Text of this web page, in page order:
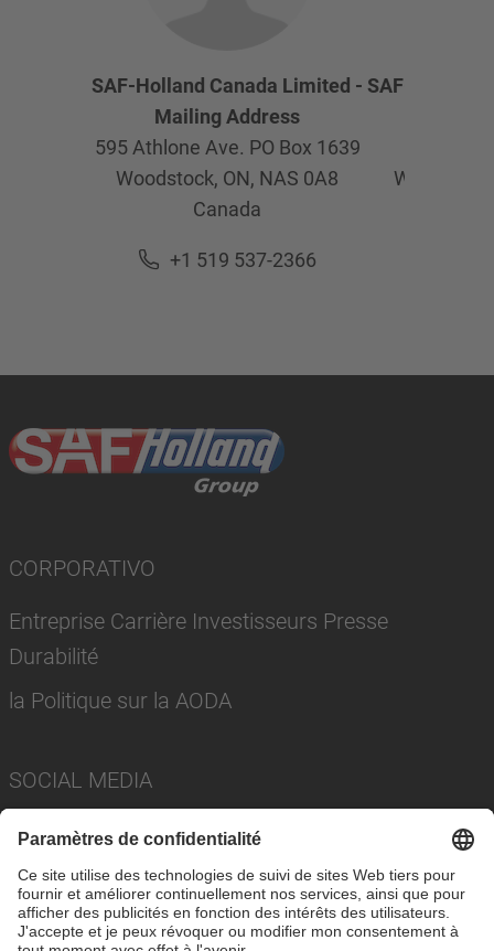
SAF-Holland Canada Limited -
Mailing Address
595 Athlone Ave. PO Box 1639
Woodstock, ON, NAS 0A8
Canada
+1 519 537-2366
SAF-Holland
CORPORATIVO
Entreprise Carrière Investisseurs Presse
Durabilité
la Politique sur la AODA
SOCIAL MEDIA